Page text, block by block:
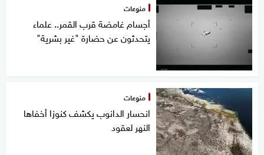
منوعات
أجسام غامضة قرب القمر.. علماء
يتحدثون عن حضارة "غير بشرية"
منوعات
انحسار الدانوب يكشف كنوزا أخفاها
النهر لعقود